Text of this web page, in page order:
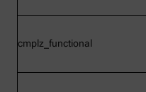
cmplz_functional